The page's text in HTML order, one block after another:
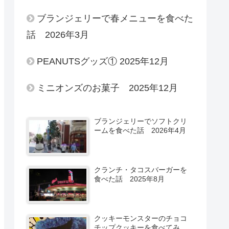
ブランジェリーで春メニューを食べた
話 2026年3月
PEANUTSグッズ① 2025年12月
ミニオンズのお菓子 2025年12月
ブランジェリーでソフトクリ
ームを食べた話 2026年4月
クランチ・タコスバーガーを
食べた話 2025年8月
クッキーモンスターのチョコ
チップクッキーを食べてみ